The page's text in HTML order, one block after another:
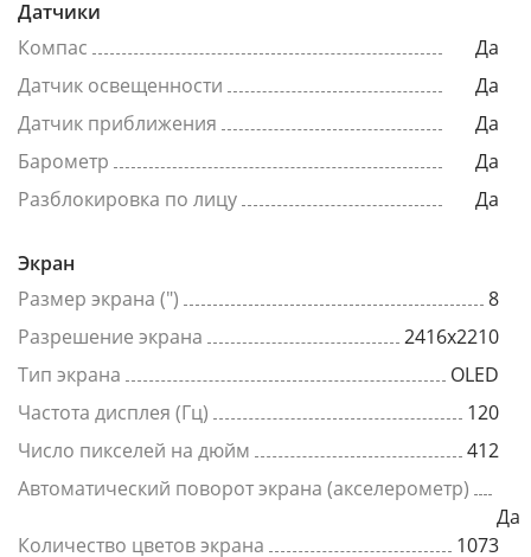
Датчики
Компас
Да
Датчик освещенности
Да
Датчик приближения
Да
Барометр
Да
Разблокировка по лицу
Да
Экран
Размер экрана (")
8
Разрешение экрана
2416x2210
Тип экрана
OLED
Частота дисплея (Гц)
120
Число пикселей на дюйм
412
Автоматический поворот экрана (акселерометр)
Да
Количество цветов экрана
1073